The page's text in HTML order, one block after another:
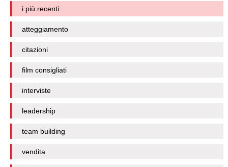
i più recenti
atteggiamento
citazioni
film consigliati
interviste
leadership
team building
vendita